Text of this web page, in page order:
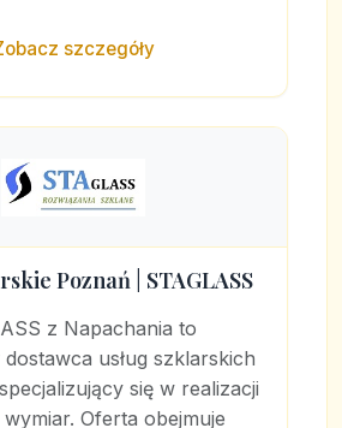
szczegóły
Poznań | STAGLASS
z Napachania to
usług szklarskich
się w realizacji
Oferta obejmuje